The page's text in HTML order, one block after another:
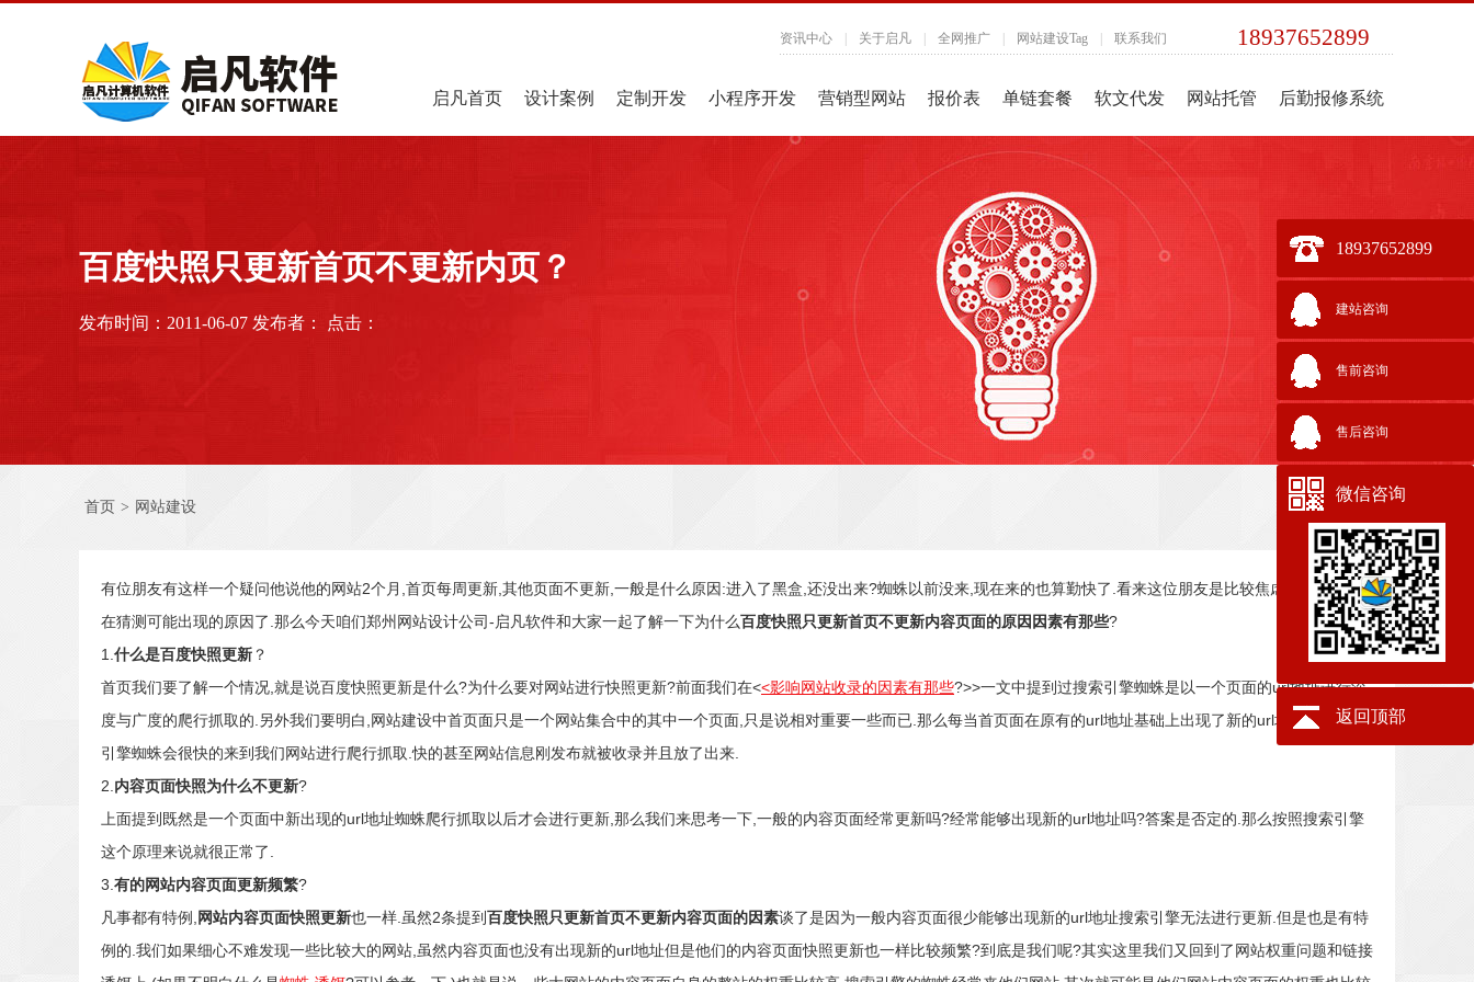
资讯中心 关于启凡 全网推广 网站建设Tag 联系我们 18937652899
启凡首页 设计案例 定制开发 小程序开发 营销型网站 报价表 单链套餐 软文代发 网站托管 后勤报修系统
百度快照只更新首页不更新内页？
发布时间：2011-06-07 发布者： 点击：
首页 > 网站建设
有位朋友有这样一个疑问他说他的网站2个月,首页每周更新,其他页面不更新,一般是什么原因:进入了黑盒,还没出来?蜘蛛以前没来,现在来的也算勤快了.看来这位朋友是比较焦虑的,自己已经
在猜测可能出现的原因了.那么今天咱们郑州网站设计公司-启凡软件和大家一起了解一下为什么百度快照只更新首页不更新内容页面的原因因素有那些?
1. 什么是百度快照更新 ？
首页我们要了解一个情况,就是说百度快照更新是什么?为什么要对网站进行快照更新?前面我们在<<影响网站收录的因素有那些?>>一文中提到过搜索引擎蜘蛛是以一个页面的url地址进行深
度与广度的爬行抓取的.另外我们要明白,网站建设中首页面只是一个网站集合中的其中一个页面,只是说相对重要一些而已.那么每当首页面在原有的url地址基础上出现了新的url地址以后.搜索
引擎蜘蛛会很快的来到我们网站进行爬行抓取.快的甚至网站信息刚发布就被收录并且放了出来.
2. 内容页面快照为什么不更新?
上面提到既然是一个页面中新出现的url地址蜘蛛爬行抓取以后才会进行更新,那么我们来思考一下,一般的内容页面经常更新吗?经常能够出现新的url地址吗?答案是否定的.那么按照搜索引擎
这个原理来说就很正常了.
3. 有的网站内容页面更新频繁?
凡事都有特例, 网站内容页面快照更新也一样.虽然2条提到百度快照只更新首页不更新内容页面的因素谈了是因为一般内容页面很少能够出现新的url地址搜索引擎无法进行更新.但是也是有特
例的.我们如果细心不难发现一些比较大的网站,虽然内容页面也没有出现新的url地址但是他们的内容页面快照更新也一样比较频繁?到底是我们呢?其实这里我们又回到了网站权重问题和链接
18937652899
建站咨询
售前咨询
售后咨询
微信咨询
返回顶部